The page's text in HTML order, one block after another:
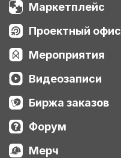
Маркетплейс
Проектный офис
Мероприятия
Видеозаписи
Биржа заказов
Форум
Мерч